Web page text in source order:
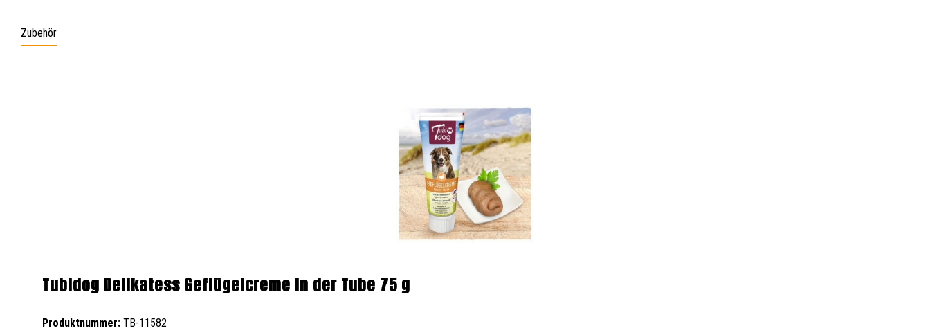
Zubehör
Tubidog Delikatess Geflügelcreme in der Tube 75 g
Produktnummer: TB-11582